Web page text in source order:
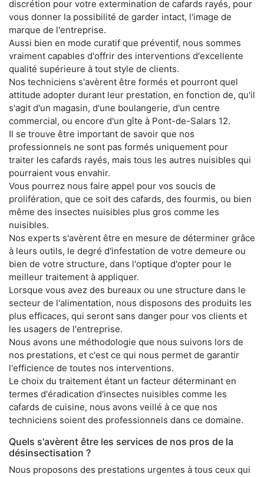
discrétion pour votre extermination de cafards rayés, pour
vous donner la possibilité de garder intact, l'image de
marque de l'entreprise.
Aussi bien en mode curatif que préventif, nous sommes
vraiment capables d'offrir des interventions d'excellente
qualité supérieure à tout style de clients.
Nos techniciens s'avèrent être formés et pourront quel
attitude adopter durant leur prestation, en fonction de, qu'il
s'agit d'un magasin, d'une boulangerie, d'un centre
commercial, ou encore d'un gîte à Pont-de-Salars 12.
Il se trouve être important de savoir que nos
professionnels ne sont pas formés uniquement pour
traiter les cafards rayés, mais tous les autres nuisibles qui
pourraient vous envahir.
Vous pourrez nous faire appel pour vos soucis de
prolifération, que ce soit des cafards, des fourmis, ou bien
même des insectes nuisibles plus gros comme les
nuisibles.
Nos experts s'avèrent être en mesure de déterminer grâce
à leurs outils, le degré d'infestation de votre demeure ou
bien de votre structure, dans l'optique d'opter pour le
meilleur traitement à appliquer.
Lorsque vous avez des bureaux ou une structure dans le
secteur de l'alimentation, nous disposons des produits les
plus efficaces, qui seront sans danger pour vos clients et
les usagers de l'entreprise.
Nous avons une méthodologie que nous suivons lors de
nos prestations, et c'est ce qui nous permet de garantir
l'efficience de toutes nos interventions.
Le choix du traitement étant un facteur déterminant en
termes d'éradication d'insectes nuisibles comme les
cafards de cuisine, nous avons veillé à ce que nos
techniciens soient des professionnels dans ce domaine.
Quels s'avèrent être les services de nos pros de la
désinsectisation ?
Nous proposons des prestations urgentes à tous ceux qui